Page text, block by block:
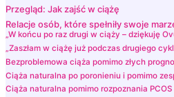
Przegląd: Jak zajść w ciążę
Relacje osób, które spełniły swoje
„W końcu po raz drugi w ciąży – dziękuję
„Zaszłam w ciążę już podczas drugiego
Bezproblemowa ciąża pomimo złych
Ciąża naturalna po poronieniu i pomimo
Ciąża naturalna pomimo rozpoznania PCOS